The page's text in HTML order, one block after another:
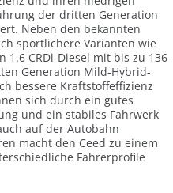
der dritten Generation
Neben den bekannten
sportlichere Varianten wie
1.6 CRDi-Diesel mit bis zu 136
Generation Mild-Hybrid-
bessere Kraftstoffeffizienz
sich durch ein gutes
und ein stabiles Fahrwerk
auf der Autobahn
macht den Ceed zu einem
Fahrerprofile